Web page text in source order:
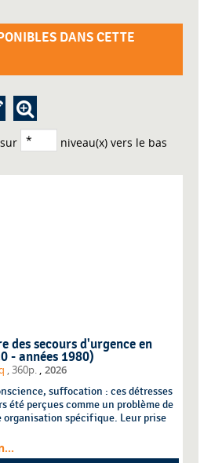
DANS CETTE
niveau(x) vers le bas
des secours d'urgence en
- années 1980)
, 360p. , 2026
suffocation : ces détresses
été perçues comme un problème de
spécifique. Leur prise